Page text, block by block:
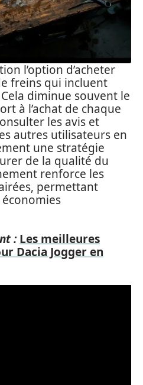
l’option d’acheter
freins qui incluent
diminue souvent le
à l’achat de chaque
les avis et
autres utilisateurs en
une stratégie
de la qualité du
renforce les
permettant
: Les meilleures
Dacia Jogger en